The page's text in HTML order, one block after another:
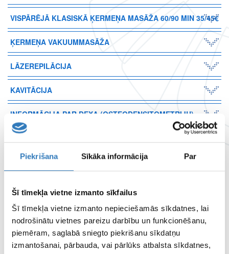
Piekrišana Sīkāka informācija Par
Šī tīmekļa vietne izmanto sīkfailus
Šī tīmekļa vietne izmanto nepieciešamās sīkdatnes, lai
nodrošinātu vietnes pareizu darbību un funkcionēšanu,
piemēram, saglabā sniegto piekrišanu sīkdatņu
izmantošanai, pārbauda, vai pārlūks atbalsta sīkdatnes,
VISPĀRĒJĀ KLASISKĀ ĶERMEŅA MASĀŽA 60/90 MIN 35/45€
ĶERMEŅA VAKUUMMASĀŽA
LĀZEREPILĀCIJA
KAVITĀCIJA
INFORMĀCIJA PAR DEXA (OSTEODENSITOMETRIJU)
KAULU BLĪVUMA IZMEKLĒJUMU
IZMEKLĒJUMIEM, KUROS TIEK IZMANTOTS JONIZĒJOŠAIS
STAROJUMS
Ask question
Your Name